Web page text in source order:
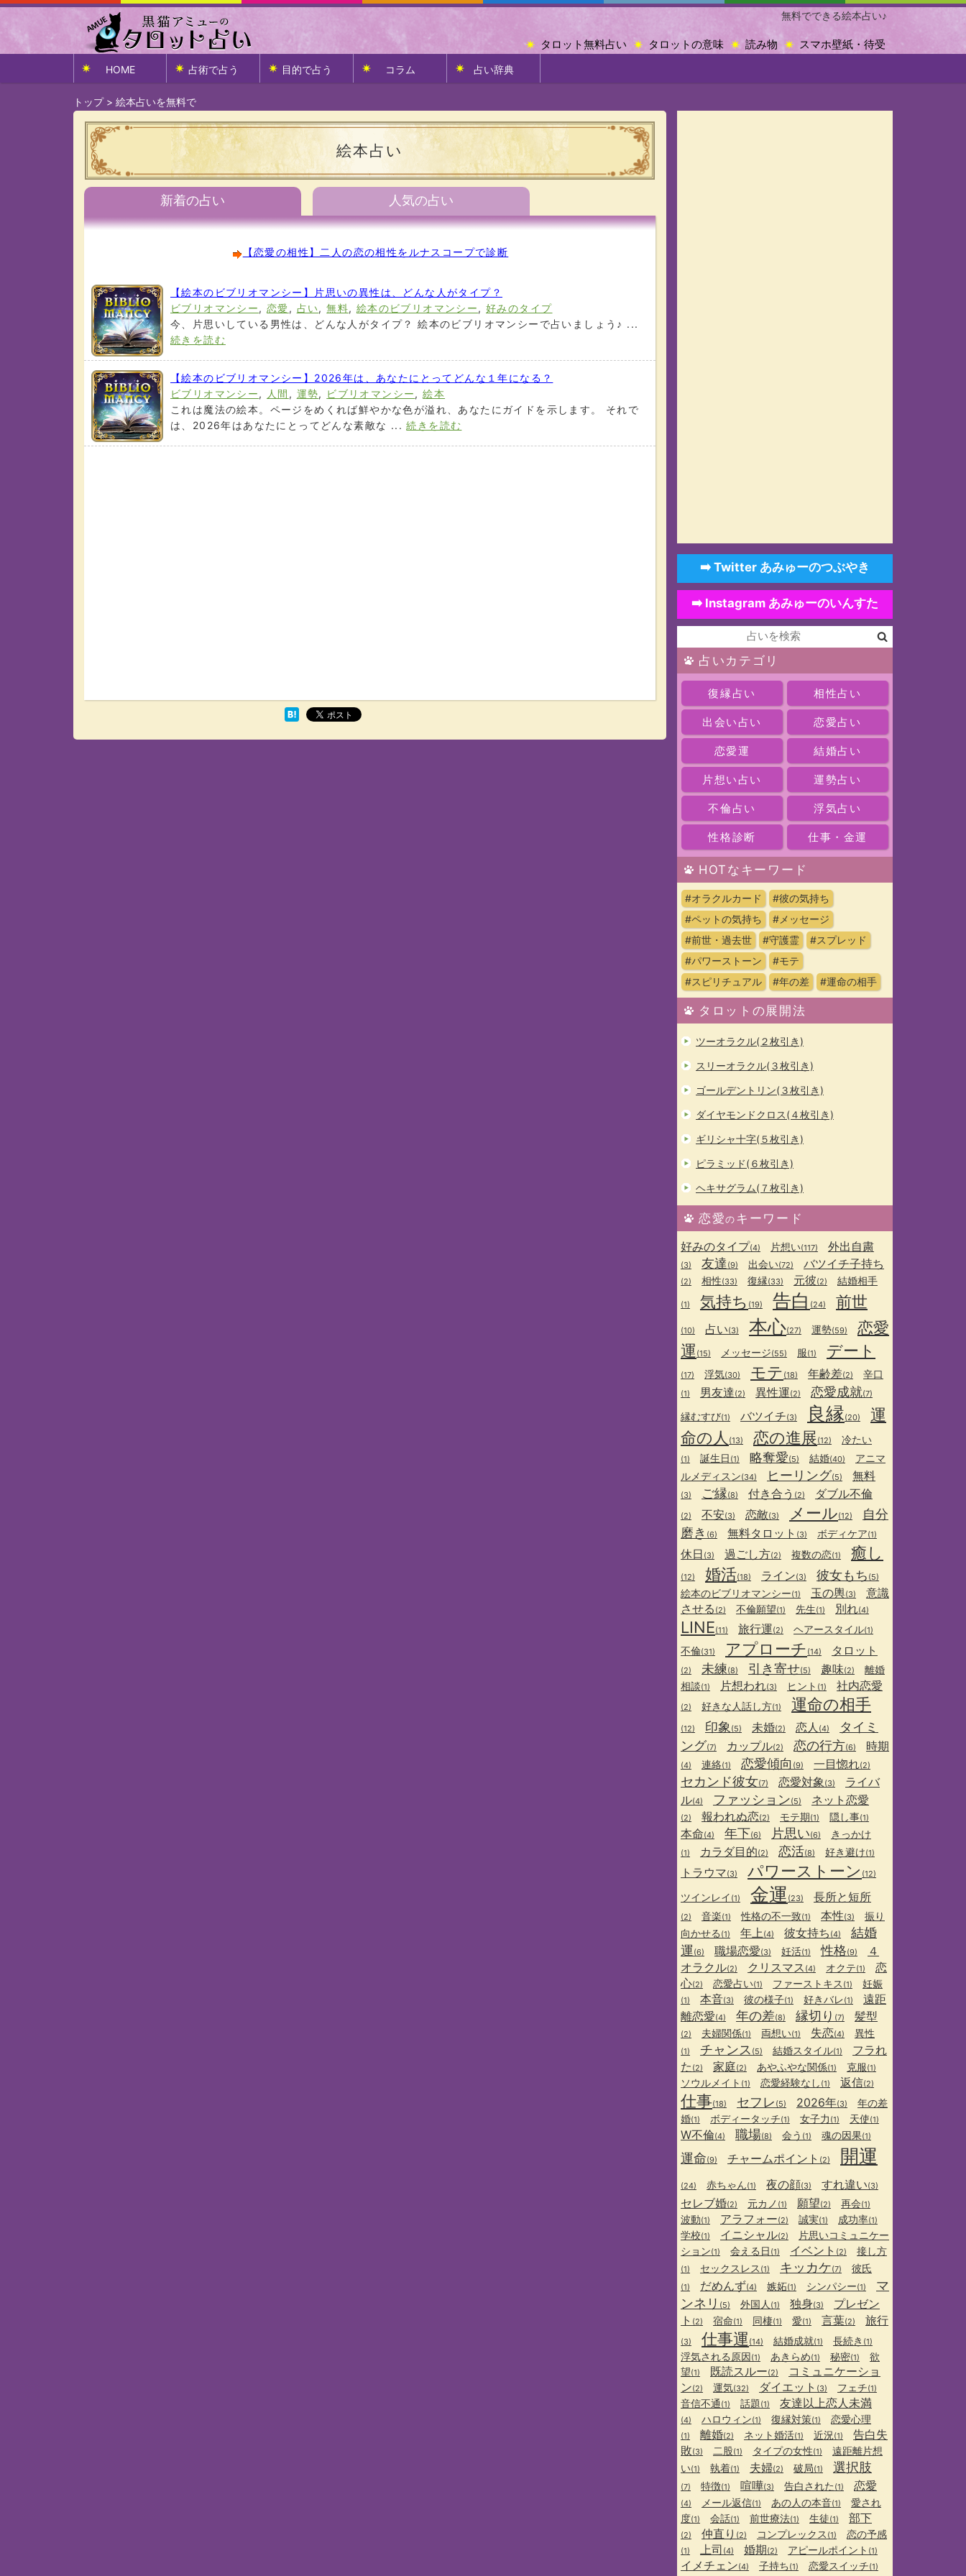
無料でできる絵本占い♪
スマホ壁紙・待受
読み物
タロットの意味
タロット無料占い
HOME 占術で占う 目的で占う コラム 占い辞典
トップ> 絵本占いを無料で
絵本占い
新着の占い 人気の占い
【恋愛の相性】二人の恋の相性をルナスコープで診断
【絵本のビブリオマンシー】片思いの異性は、どんな人がタイプ？
ビブリオマンシー, 恋愛 , 占い,無料, 絵本のビブリオマンシー,好みのタイプ
今、片思いしている男性は、どんな人がタイプ？ 絵本のビブリオマンシーで占いましょう♪ ...
続きを読む
【絵本のビブリオマンシー】2026年は、あなたにとってどんな１年になる？
ビブリオマンシー, 人間 , 運勢, ビブリオマンシー,絵本
これは魔法の絵本。ページをめくれば鮮やかな色が溢れ、あなたにガイドを示します。 それで
は、2026年はあなたにとってどんな素敵な ...続きを読む
➡️ Twitter あみゅーのつぶやき
➡️ Instagram あみゅーのいんすた
占いカテゴリ
復縁占い 相性占い
出会い占い 恋愛占い
恋愛運 結婚占い
片想い占い 運勢占い
不倫占い 浮気占い
性格診断 仕事・金運
HOTなキーワード
#オラクルカード
#彼の気持ち
#ペットの気持ち
#メッセージ
#前世・過去世
#守護霊
#スプレッド
#パワーストーン
#モテ
#スピリチュアル
#年の差 #運命の相手
タロットの展開法
ツーオラクル(２枚引き)
スリーオラクル(３枚引き)
ゴールデントリン(３枚引き)
ダイヤモンドクロス(４枚引き)
ギリシャ十字(５枚引き)
ピラミッド(６枚引き)
ヘキサグラム(７枚引き)
恋愛のキーワード
好みのタイプ(4) 片想い(117) 外出自粛
(3) 友達 (9) 出会い(72) バツイチ子持ち
(2) 相性(33) 復縁(33) 元彼(2) 結婚相手
(1) 気持ち (19) 告白 (24) 前世
(10) 占い(3) 本心(27) 運勢(59)
恋愛
運 (15) メッセージ(55) 服(1) デート
(17) 浮気(30) モテ (18) 年齢差(2) 辛口
(1) 男友達(2) 異性運(2) 恋愛成就(7)
縁むすび(1) バツイチ(3) 良縁(20)
運
命の人 (13) 恋の進展(12) 冷たい
(1) 誕生日 (1) 略奪愛(5) 結婚(40)
アニマ
ルメディスン(34) ヒーリング(5) 無料
(3) ご縁(8) 付き合う (2) ダブル不倫
(2) 不安(3) 恋敵(3) メール(12)
自分
磨き (6) 無料タロット (3) ボディケア(1)
休日 (3) 過ごし方(2) 複数の恋(1) 癒し
(12) 婚活(18) ライン(3) 彼女もち (5)
絵本のビブリオマンシー(1) 玉の輿(3)
意識
させる (2) 不倫願望(1) 先生(1) 別れ(4)
LINE(11) 旅行運(2) ヘアースタイル(1)
不倫(31) アプローチ (14) タロット
(2) 未練(8) 引き寄せ(5) 趣味(2)
離婚
相談(1) 片想われ(3) ヒント (1) 社内恋愛
(2) 好きな人話し方(1) 運命の相手
(12) 印象 (5) 未婚(2) 恋人 (4)
タイミ
ング(7) カップル(2) 恋の行方(6) 時期
(4) 連絡(1) 恋愛傾向 (9) 一目惚れ(2)
セカンド彼女(7) 恋愛対象(3)
ライバ
ル(4) ファッション(5) ネット恋愛
(2) 報われぬ恋(2) モテ期(1) 隠し事(1)
本命(4) 年下(6) 片思い(6) きっかけ
(1) カラダ目的(2) 恋活(8) 好き避け(1)
トラウマ(3) パワーストーン (12)
ツインレイ (1) 金運 (23) 長所と短所
(2) 音楽(1) 性格の不一致(1) 本性(3)
振り
向かせる (1) 年上(4) 彼女持ち (4)
結婚
運(6) 職場恋愛(3) 妊活(1) 性格(9)
４
オラクル(2) クリスマス (4) オクテ(1)
恋
心(2) 恋愛占い(1) ファーストキス (1) 妊娠
(1) 本音(3) 彼の様子(1) 好きバレ(1)
遠距
離恋愛(4) 年の差(8) 縁切り (7) 髪型
(2) 夫婦関係(1) 両想い(1) 失恋(4) 異性
(1) チャンス (5) 結婚スタイル(1)
フラれ
た (2) 家庭(2) あやふやな関係(1) 克服(1)
ソウルメイト (1) 恋愛経験なし (1) 返信(2)
仕事(18) セフレ (5) 2026年(3)
年の差
婚(1) ボディータッチ(1) 女子力 (1) 天使(1)
W不倫(4) 職場(8) 会う (1) 魂の因果(1)
運命(9) チャームポイント (2) 開運
(24) 赤ちゃん(1) 夜の顔(3) すれ違い(3)
セレブ婚(2) 元カノ (1) 願望(2) 再会(1)
波動(1) アラフォー(2) 誠実(1) 成功率(1)
学校(1) イニシャル(2)
片思いコミュニケー
ション(1) 会える日 (1) イベント (2) 接し方
(1) セックスレス (1) キッカケ(7) 彼氏
(1) だめんず(4) 嫉妬(1) シンパシー(1)
マ
ンネリ (5) 外国人 (1) 独身(3)
プレゼン
ト (2) 宿命(1) 同棲(1) 愛(1) 言葉(2) 旅行
(3) 仕事運 (14) 結婚成就(1) 長続き (1)
浮気される原因(1) あきらめ(1) 秘密(1)
欲
望(1) 既読スルー(2)
コミュニケーショ
ン(2) 運気(32) ダイエット (3) フェチ(1)
音信不通 (1) 話題(1) 友達以上恋人未満
(4) ハロウィン(1) 復縁対策(1) 恋愛心理
(1) 離婚(2) ネット婚活(1) 近況 (1)
告白失
敗(3) 二股(1) タイプの女性(1)
遠距離片想
い(1) 執着(1) 夫婦(2) 破局(1) 選択肢
(7) 特徴(1) 喧嘩(3) 告白された (1) 恋愛
(4) メール返信(1) あの人の本音(1)
愛され
度(1) 会話(1) 前世療法(1) 生徒(1) 部下
(2) 仲直り (2) コンプレックス (1) 恋の予感
(1) 上司 (4) 婚期(2) アピールポイント (1)
イメチェン(4) 子持ち(1) 恋愛スイッチ(1)